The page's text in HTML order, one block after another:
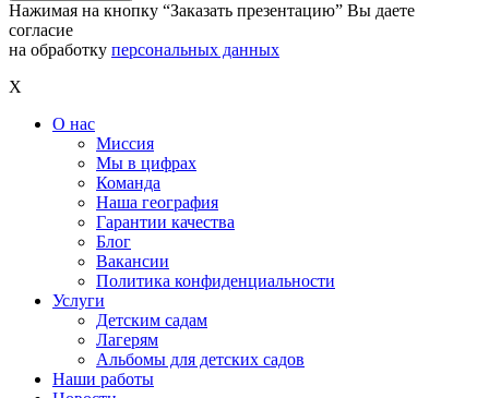
Нажимая на кнопку “Заказать презентацию” Вы даете
согласие
на обработку персональных данных
X
О нас
Миссия
Мы в цифрах
Команда
Наша география
Гарантии качества
Блог
Вакансии
Политика конфиденциальности
Услуги
Детским садам
Лагерям
Альбомы для детских садов
Наши работы